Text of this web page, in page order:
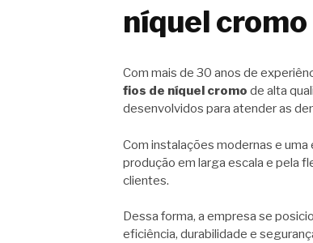
níquel cromo
Com mais de 30 anos de
fios de níquel cromo de alta
desenvolvidos para atender as
Com instalações modernas e
produção em larga escala e pela
clientes.
Dessa forma, a empresa se
eficiência, durabilidade e